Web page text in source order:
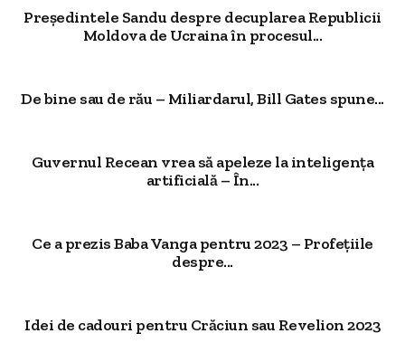
Președintele Sandu despre decuplarea Republicii
Moldova de Ucraina în procesul...
De bine sau de rău – Miliardarul, Bill Gates spune...
Guvernul Recean vrea să apeleze la inteligența
artificială – În...
Ce a prezis Baba Vanga pentru 2023 – Profețiile
despre...
Idei de cadouri pentru Crăciun sau Revelion 2023